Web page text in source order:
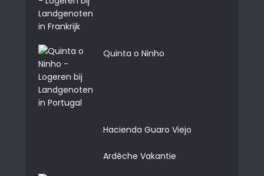
Quinta o Ninho
Hacienda Guaro Viejo
Ardèche Vakantie